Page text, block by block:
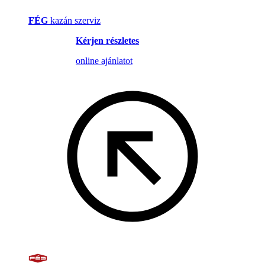
FÉG kazán szerviz
Kérjen részletes
online ajánlatot